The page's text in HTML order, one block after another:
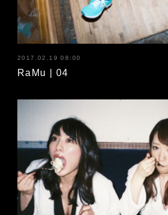
2017.02.19 08:00
RaMu | 04